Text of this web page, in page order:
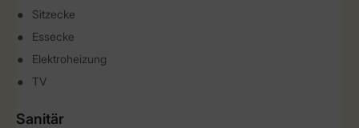
Sitzecke
Essecke
Elektroheizung
TV
Sanitär